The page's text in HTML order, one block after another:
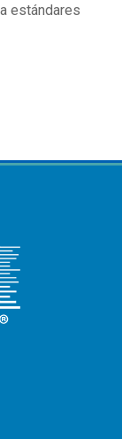
estándares